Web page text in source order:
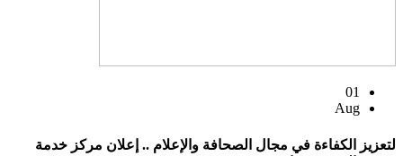
01
Aug
لتعزيز الكفاءة في مجال الصحافة والإعلام .. إعلان مركز خدمة